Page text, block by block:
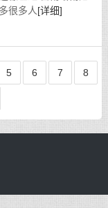
很多人[详细]
5 6 7 8